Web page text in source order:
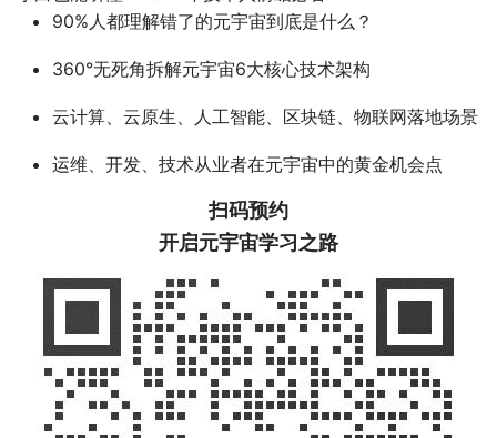
90%人都理解错了的元宇宙到底是什么？
360°无死角拆解元宇宙6大核心技术架构
云计算、云原生、人工智能、区块链、物联网落地场景
运维、开发、技术从业者在元宇宙中的黄金机会点
扫码预约
开启元宇宙学习之路